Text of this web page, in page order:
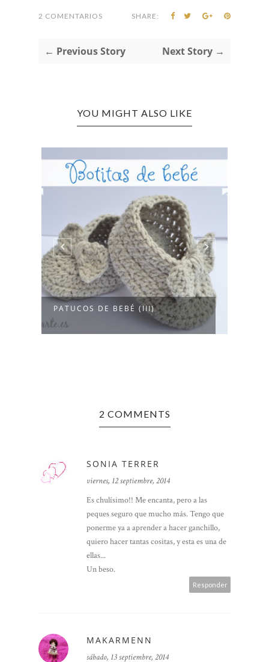
2 COMENTARIOS SHARE:
← Previous Story Next Story →
YOU MIGHT ALSO LIKE
PATUCOS DE BEBÉ (III)
2 COMMENTS
SONIA TERRER
viernes, 12 septiembre, 2014
Es chulísimo!! Me encanta, pero a las
peques seguro que mucho más. Tengo que
ponerme ya a aprender a hacer ganchillo,
quiero hacer tantas cositas, y esta es una de
ellas...
Un beso.
Responder
MAKARMENN
sábado, 13 septiembre, 2014